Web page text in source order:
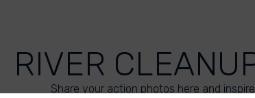
RIVER
Share your action photos here and